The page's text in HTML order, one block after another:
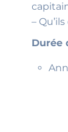
–
Durée